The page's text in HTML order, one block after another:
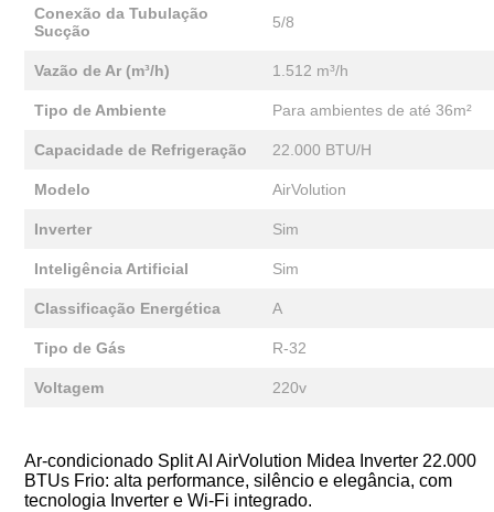
Conexão da Tubulação
Sucção
5/8
Vazão de Ar (m³/h) 1.512 m³/h
Tipo de Ambiente Para ambientes de até 36m²
Capacidade de Refrigeração 22.000 BTU/H
Modelo AirVolution
Inverter Sim
Inteligência Artificial Sim
Classificação Energética A
Tipo de Gás R-32
Voltagem 220v
Ar-condicionado Split AI AirVolution Midea Inverter 22.000
BTUs Frio: alta performance, silêncio e elegância, com
tecnologia Inverter e Wi-Fi integrado.